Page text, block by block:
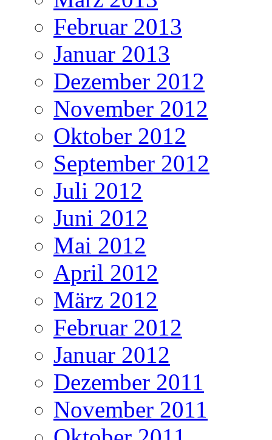
Februar 2013
Januar 2013
Dezember 2012
November 2012
Oktober 2012
September 2012
Juli 2012
Juni 2012
Mai 2012
April 2012
März 2012
Februar 2012
Januar 2012
Dezember 2011
November 2011